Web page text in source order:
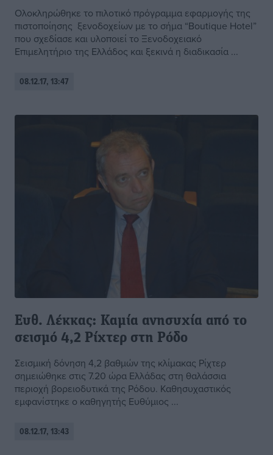
Ολοκληρώθηκε το πιλοτικό πρόγραμμα εφαρμογής της
πιστοποίησης ξενοδοχείων με το σήμα “Boutique Hotel”
που σχεδίασε και υλοποιεί το Ξενοδοχειακό
Επιμελητήριο της Ελλάδος και ξεκινά η διαδικασία ...
08.12.17, 13:47
Ευθ. Λέκκας: Καμία ανησυχία από το
σεισμό 4,2 Ρίχτερ στη Ρόδο
Σεισμική δόνηση 4,2 βαθμών της κλίμακας Ρίχτερ
σημειώθηκε στις 7.20 ώρα Ελλάδας στη θαλάσσια
περιοχή βορειοδυτικά της Ρόδου. Καθησυχαστικός
εμφανίστηκε ο καθηγητής Ευθύμιος ...
08.12.17, 13:43